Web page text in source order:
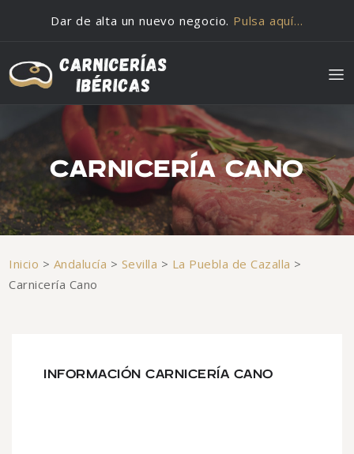
Dar de alta un nuevo negocio. Pulsa aquí…
CARNICERÍA CANO
Inicio > Andalucía > Sevilla > La Puebla de Cazalla >
Carnicería Cano
INFORMACIÓN CARNICERÍA CANO